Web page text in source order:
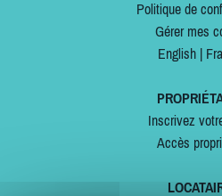
Politique de
Gérer mes
English|
Inscrivez
Accès